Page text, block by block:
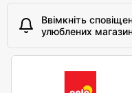
Ввімкніть
улюблених